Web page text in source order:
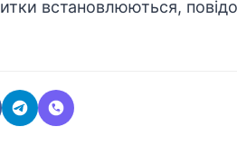
встановлюються,